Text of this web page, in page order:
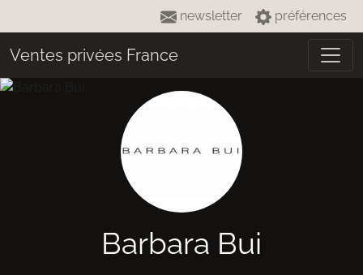
newsletter préférences
Ventes privées France
Barbara Bui